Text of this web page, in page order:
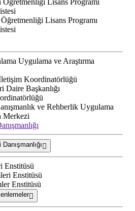
Lisans Programı
Lisans Programı
Uygulama ve Araştırma
Koordinatörlüğü
Daire Başkanlığı
ve Rehberlik Uygulama
Merkezi
Enstitüsü
Enstitüsü
Enstitüsü